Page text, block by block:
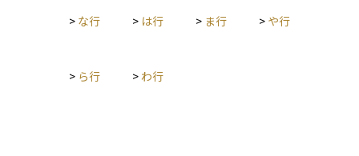
指標と持続可能性の評価を組み合わせる動きも見られます。
> な行 > は行 > ま行 > や行
> ら行 > わ行